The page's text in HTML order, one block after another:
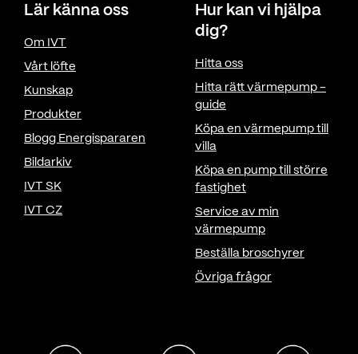
Lär känna oss
Om IVT
Vårt löfte
Kunskap
Produkter
Blogg Energispararen
Bildarkiv
IVT SK
IVT CZ
Hur kan vi hjälpa
dig?
Hitta oss
Hitta rätt värmepump -
guide
Köpa en värmepump till
villa
Köpa en pump till större
fastighet
Service av min
värmepump
Beställa broschyrer
Övriga frågor